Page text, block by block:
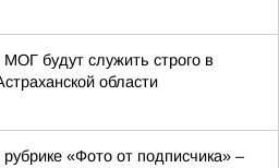
МОГ будут служить строго в
области
«Фото от подписчика» –